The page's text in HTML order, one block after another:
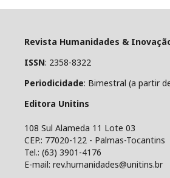
Revista Humanidades &
ISSN: 2358-8322
Periodicidade: Bimestral (a partir
Editora Unitins
108 Sul Alameda 11 Lote 03
CEP.: 77020-122 - Palmas-Tocantins
Tel.: (63) 3901-4176
E-mail: rev.humanidades@unitins.br